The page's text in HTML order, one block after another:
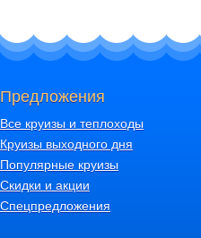
Предложения
Все круизы и теплоходы
Круизы выходного дня
Популярные круизы
Скидки и акции
Спецпредложения